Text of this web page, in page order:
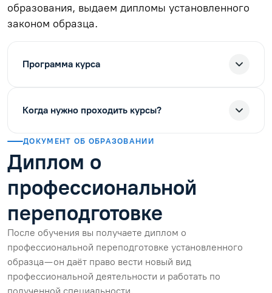
образования, выдаем дипломы установленного
законом образца.
Программа курса
Когда нужно проходить курсы?
ДОКУМЕНТ ОБ ОБРАЗОВАНИИ
Диплом о
профессиональной
переподготовке
После обучения вы получаете диплом о
профессиональной переподготовке установленного
образца — он даёт право вести новый вид
профессиональной деятельности и работать по